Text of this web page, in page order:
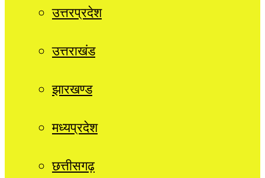
उत्तरप्रदेश
उत्तराखंड
झारखण्ड
मध्यप्रदेश
छत्तीसगढ़